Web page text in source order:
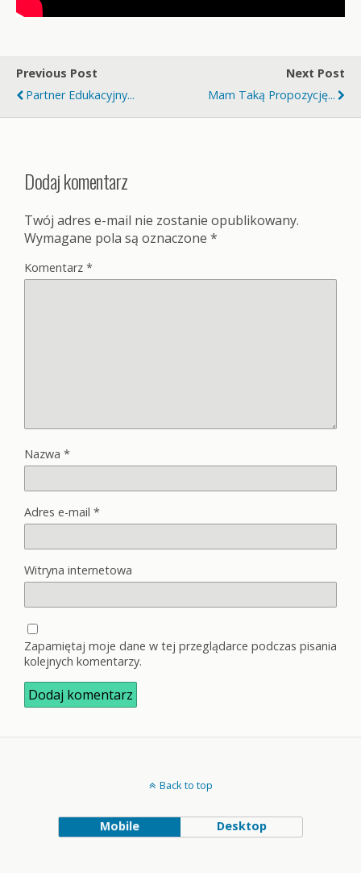
Previous Post
Partner Edukacyjny...
Next Post
Mam Taką Propozycję...
Dodaj komentarz
Twój adres e-mail nie zostanie opublikowany.
Wymagane pola są oznaczone *
Komentarz *
Nazwa *
Adres e-mail *
Witryna internetowa
Zapamiętaj moje dane w tej przeglądarce podczas pisania
kolejnych komentarzy.
Back to top
Mobile Desktop